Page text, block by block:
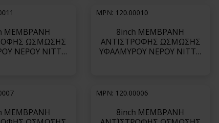
ΜΕΜΒΡΑΝΗ
ΩΣΜΩΣΗΣ
ΝΕΡΟΥ NITTO
MPN: 120.00010
8inch ΜΕΜΒΡΑΝΗ
ΑΝΤΙΣΤΡΟΦΗΣ ΩΣΜΩΣΗΣ
ΥΦΑΛΜΥΡΟΥ ΝΕΡΟΥ NITTO
ΜΕΜΒΡΑΝΗ
MPN: 120.00006
8inch ΜΕΜΒΡΑΝΗ